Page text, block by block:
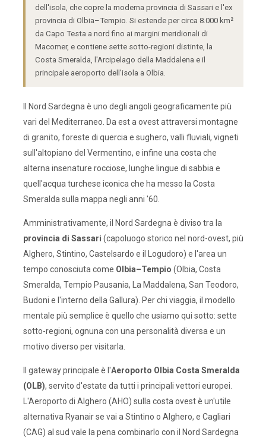
dell'isola, che copre la moderna provincia di Sassari e l'ex
provincia di Olbia–Tempio. Si estende per circa 8.000 km²
da Capo Testa a nord fino ai margini meridionali di
Macomer, e contiene sette sotto-regioni distinte, la
Costa Smeralda, l'Arcipelago della Maddalena e il
principale aeroporto dell'isola a Olbia.
Il Nord Sardegna è uno degli angoli geograficamente più
vari del Mediterraneo. Da est a ovest attraversi montagne
di granito, foreste di quercia e sughero, valli fluviali, vigneti
sull'altopiano del Vermentino, e infine una costa che
alterna insenature rocciose, lunghe lingue di sabbia e
quell'acqua turchese iconica che ha messo la Costa
Smeralda sulla mappa negli anni '60.
Amministrativamente, il Nord Sardegna è diviso tra la
provincia di Sassari (capoluogo storico nel nord-ovest, più
Alghero, Stintino, Castelsardo e il Logudoro) e l'area un
tempo conosciuta come Olbia–Tempio (Olbia, Costa
Smeralda, Tempio Pausania, La Maddalena, San Teodoro,
Budoni e l'interno della Gallura). Per chi viaggia, il modello
mentale più semplice è quello che usiamo qui sotto: sette
sotto-regioni, ognuna con una personalità diversa e un
motivo diverso per visitarla.
Il gateway principale è l'Aeroporto Olbia Costa Smeralda
(OLB), servito d'estate da tutti i principali vettori europei.
L'Aeroporto di Alghero (AHO) sulla costa ovest è un'utile
alternativa Ryanair se vai a Stintino o Alghero, e Cagliari
(CAG) al sud vale la pena combinarlo con il Nord Sardegna